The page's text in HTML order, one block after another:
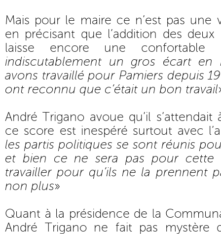
Mais pour le maire ce n’est pas une
en précisant que l’addition des
laisse encore une confortable
indiscutablement un gros écart en
avons travaillé pour Pamiers depuis
ont reconnu que c’était un bon travail
André Trigano avoue qu’il
ce score est inespéré surtout avec
les partis politiques se sont réunis
et bien ce ne sera pas pour cette
travailler pour qu’ils ne la prennent
non plus»
Quant à la présidence de la
André Trigano ne fait pas mystère